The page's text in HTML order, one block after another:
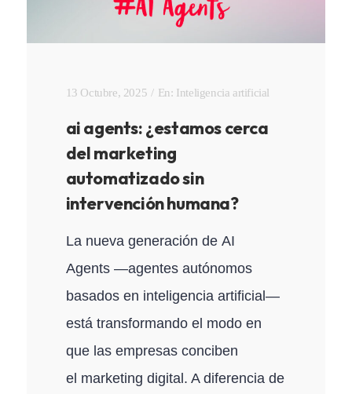
13 Octubre, 2025 En: Inteligencia artificial
ai agents: ¿estamos cerca
del marketing
automatizado sin
intervención humana?
La nueva generación de AI
Agents —agentes autónomos
basados en inteligencia artificial—
está transformando el modo en
que las empresas conciben
el marketing digital. A diferencia de